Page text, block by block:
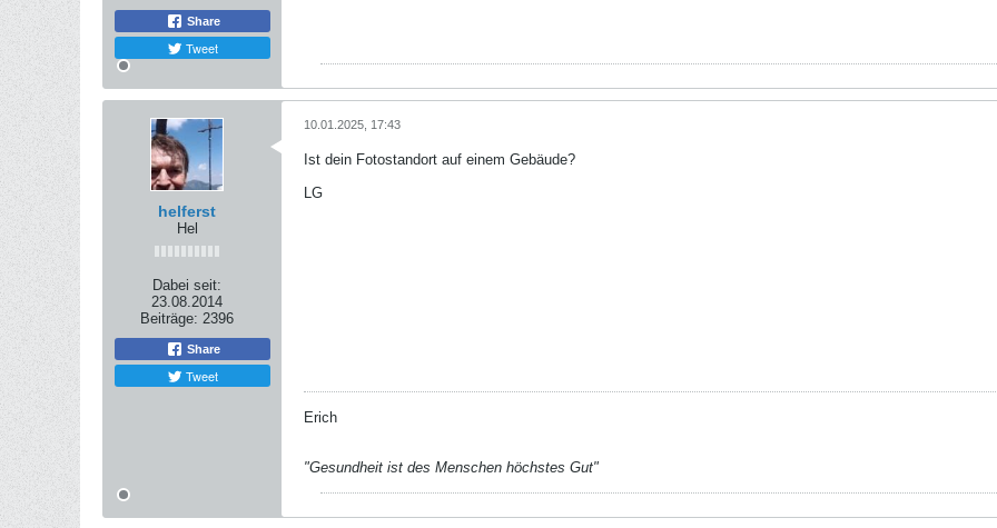
Share
Tweet
helferst
Hel
Dabei seit:
23.08.2014
Beiträge: 2396
Share
Tweet
10.01.2025, 17:43
Ist dein Fotostandort auf einem Gebäude?
LG
Erich
"Gesundheit ist des Menschen höchstes Gut"